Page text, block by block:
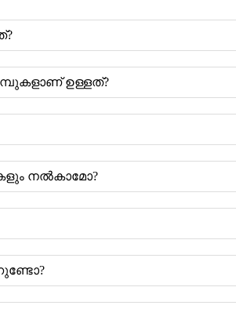
ഉള്ളത്?
നൽകാമോ?